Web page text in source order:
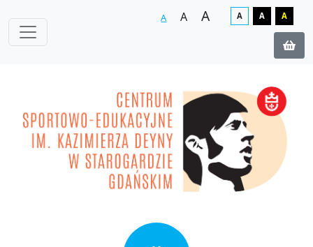
A A A A A A